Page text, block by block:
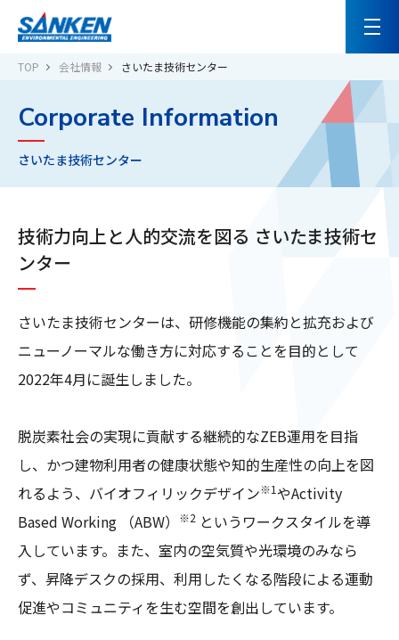
TOP 会社情報 さいたま技術センター
Corporate Information
さいたま技術センター
技術力向上と人的交流を図る さいたま技術セ
ンター
さいたま技術センターは、研修機能の集約と拡充および
ニューノーマルな働き方に対応することを目的として
2022年4月に誕生しました。
脱炭素社会の実現に貢献する継続的なZEB運用を目指
し、かつ建物利用者の健康状態や知的生産性の向上を図
れるよう、バイオフィリックデザイン※1やActivity
Based Working （ABW）
※2 というワークスタイルを導
入しています。また、室内の空気質や光環境のみなら
ず、昇降デスクの採用、利用したくなる階段による運動
促進やコミュニティを生む空間を創出しています。